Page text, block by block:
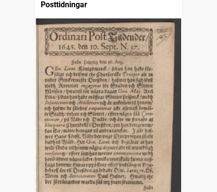
Posttidningar